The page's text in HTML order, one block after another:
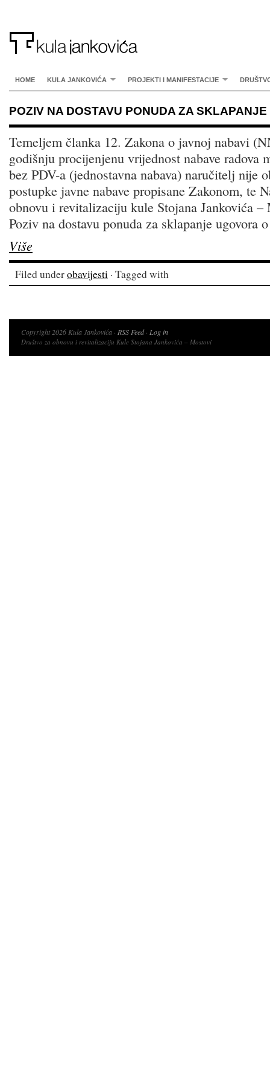
HOME KULA JANKOVIĆA PROJEKTI I MANIFESTACIJE
POZIV NA DOSTAVU PONUDA ZA
Temeljem članka 12. Zakona o javnoj nabavi
godišnju procijenjenu vrijednost nabave radova
bez PDV-a (jednostavna nabava) naručitelj nije
postupke javne nabave propisane Zakonom, te
obnovu i revitalizaciju kule Stojana Jankovića
Poziv na dostavu ponuda za sklapanje ugovora
Više
Filed underobavijesti · Tagged with
Copyright 2026 Kula Jankovića · RSS Feed· Log in
Društvo za obnovu i revitalizaciju Kule Stojana Jankovića – Mostovi